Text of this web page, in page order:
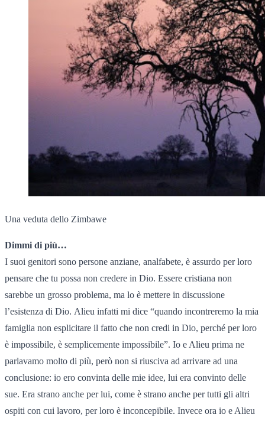
Una veduta dello Zimbawe
Dimmi di più…
I suoi genitori sono persone anziane, analfabete, è assurdo per loro
pensare che tu possa non credere in Dio. Essere cristiana non
sarebbe un grosso problema, ma lo è mettere in discussione
l’esistenza di Dio. Alieu infatti mi dice “quando incontreremo la mia
famiglia non esplicitare il fatto che non credi in Dio, perché per loro
è impossibile, è semplicemente impossibile”. Io e Alieu prima ne
parlavamo molto di più, però non si riusciva ad arrivare ad una
conclusione: io ero convinta delle mie idee, lui era convinto delle
sue. Era strano anche per lui, come è strano anche per tutti gli altri
ospiti con cui lavoro, per loro è inconcepibile. Invece ora io e Alieu